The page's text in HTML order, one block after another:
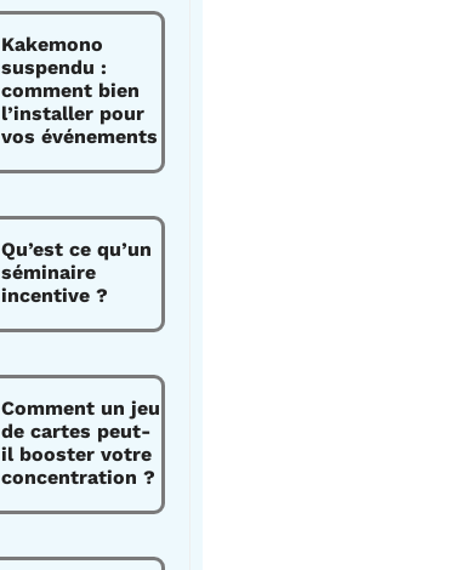
Kakemono
suspendu :
comment bien
l’installer pour
vos événements
Qu’est ce qu’un
séminaire
incentive ?
Comment un jeu
de cartes peut-
il booster votre
concentration ?